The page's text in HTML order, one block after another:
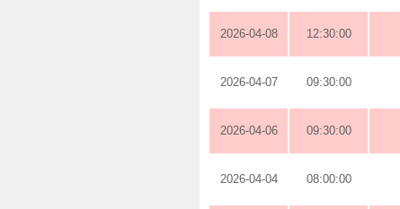
2026-04-08 12:30:00
2026-04-07 09:30:00
2026-04-06 09:30:00
2026-04-04 08:00:00